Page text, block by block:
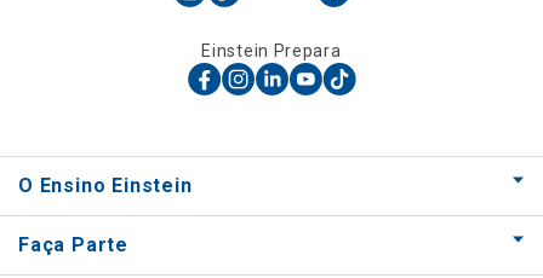
Einstein Prepara
O Ensino Einstein
Faça Parte